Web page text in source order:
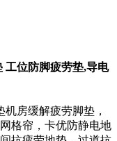
工位防脚疲劳垫,导电
房缓解疲劳脚垫，
格帘，卡优防静电地